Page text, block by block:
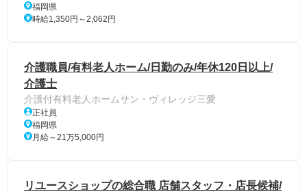
福岡県
時給1,350円～2,062円
介護職員/有料老人ホーム/日勤のみ/年休120日以上/
介護士
介護付有料老人ホームサン・ヴィレッジ三愛
正社員
福岡県
月給～21万5,000円
リユースショップの総合職 店舗スタッフ・店長候補/